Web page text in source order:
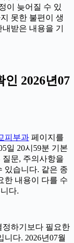
이 늦어질 수 있
못한 불편이 생
받은 내용을 기
2026년07
피부과 페이지를
일 20시59분 기본
문, 주의사항을
있습니다. 같은 종
한 내용이 다를 수
다.
정하기보다 필요한
다. 2026년07월